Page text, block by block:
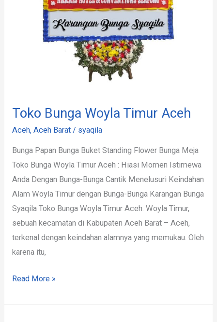
Toko Bunga Woyla Timur Aceh
Aceh,Aceh Barat / syaqila
Bunga Papan Bunga Buket Standing Flower Bunga Meja
Toko Bunga Woyla Timur Aceh : Hiasi Momen Istimewa
Anda Dengan Bunga-Bunga Cantik Menelusuri Keindahan
Alam Woyla Timur dengan Bunga-Bunga Karangan Bunga
Syaqila Toko Bunga Woyla Timur Aceh. Woyla Timur,
sebuah kecamatan di Kabupaten Aceh Barat – Aceh,
terkenal dengan keindahan alamnya yang memukau. Oleh
karena itu,
Read More »